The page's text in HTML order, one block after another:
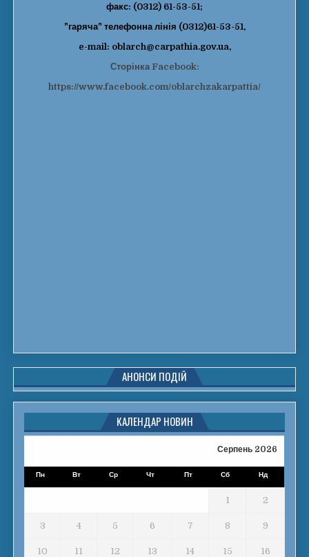
факс: (0312) 61-53-51;
"гаряча" телефонна лінія (0312)61-53-51,
e-mail: oblarch@carpathia.gov.ua,
Сторінка Facebook:
https://www.facebook.com/oblarchzakarpattia/
АНОНСИ ПОДІЙ
КАЛЕНДАР НОВИН
Серпень 2026
Пн Вт Ср Чт Пт Сб Нд
1 2
3 4 5 6 7 8 9
10 11 12 13 14 15 16